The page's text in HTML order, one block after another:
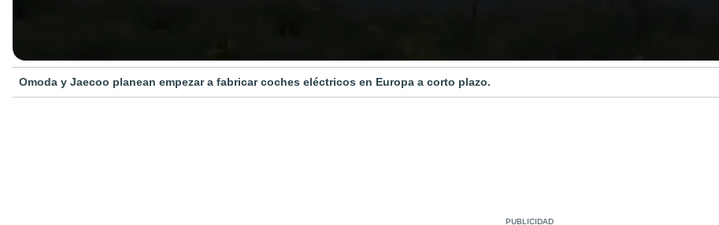
Omoda y Jaecoo planean empezar a fabricar coches eléctricos en Europa a corto plazo.